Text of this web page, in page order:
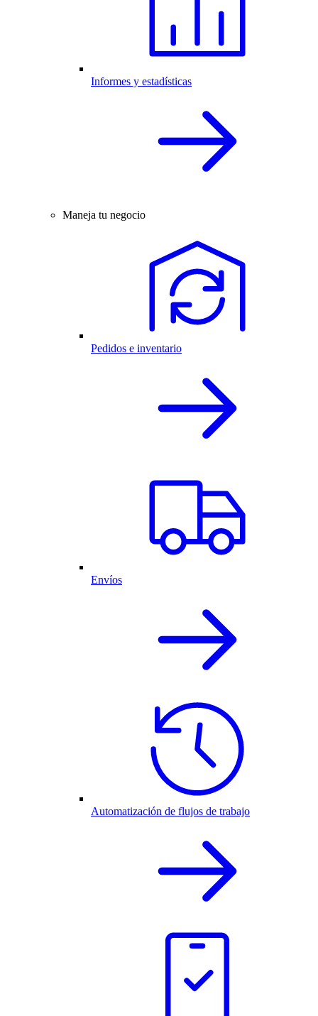
Informes y estadísticas
Maneja tu negocio
Pedidos e inventario
Envíos
Automatización de flujos de trabajo